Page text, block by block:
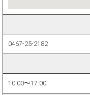
0467-25-2182
10:00〜17:00